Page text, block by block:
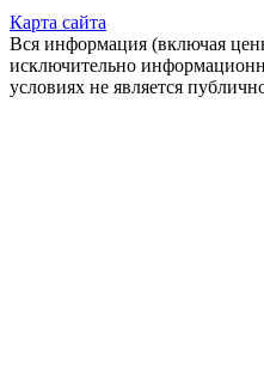
Карта сайта
Вся информация (включая
исключительно
условиях не является